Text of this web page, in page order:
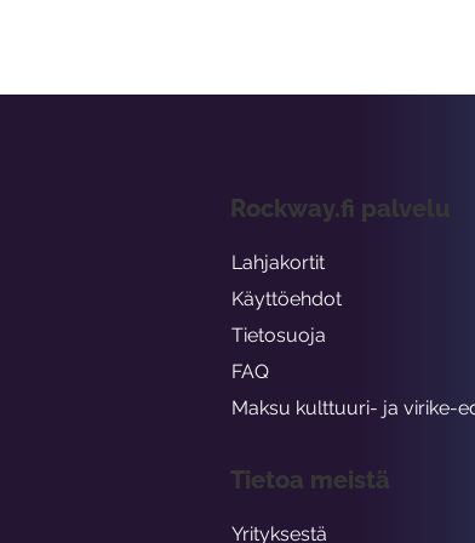
Rockway.fi palvelu
Lahjakortit
Käyttöehdot
Tietosuoja
FAQ
Maksu kulttuuri- ja virike-
Tietoa meistä
Yrityksestä